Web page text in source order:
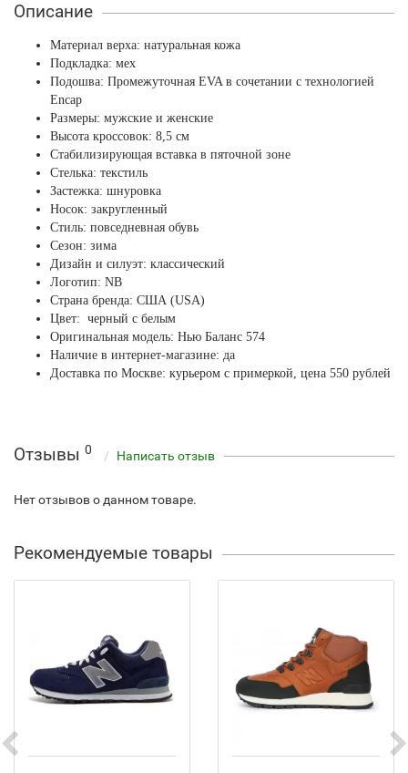
Описание
Материал верха: натуральная кожа
Подкладка: мех
Подошва: Промежуточная EVA в сочетании с технологией
Encap
Размеры: мужские и женские
Высота кроссовок: 8,5 см
Стабилизирующая вставка в пяточной зоне
Стелька: текстиль
Застежка: шнуровка
Носок: закругленный
Стиль: повседневная обувь
Сезон: зима
Дизайн и силуэт: классический
Логотип: NB
Страна бренда: США (USA)
Цвет: черный с белым
Оригинальная модель: Нью Баланс 574
Наличие в интернет-магазине: да
Доставка по Москве: курьером с примеркой, цена 550 рублей
Отзывы 0 Написать отзыв
Нет отзывов о данном товаре.
Рекомендуемые товары